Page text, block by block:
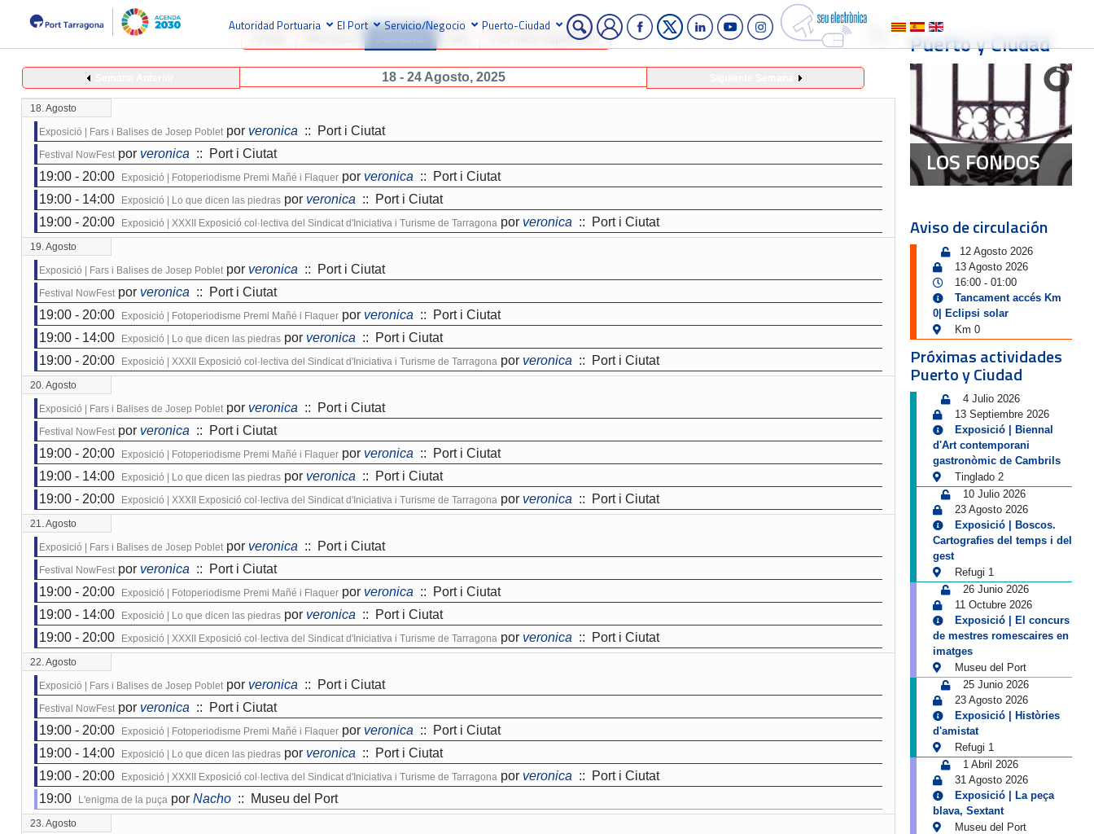
Autoridad Portuaria El Port Servicio/Negocio Puerto-Ciudad
Ir al mes específico
18 - 24 Agosto, 2025
18. Agosto
Exposició | Fars i Balises de Josep Poblet por veronica :: Port i Ciutat
Festival NowFest por veronica :: Port i Ciutat
19:00 - 20:00
Exposició | Fotoperiodisme Premi Mañé i Flaquer por veronica :: Port i Ciutat
19:00 - 14:00
Exposició | Lo que dicen las piedras por veronica :: Port i Ciutat
19:00 - 20:00
Exposició | XXXII Exposició col·lectiva del Sindicat d'Iniciativa i Turisme de Tarragona por veronica :: Port i Ciutat
19. Agosto
Exposició | Fars i Balises de Josep Poblet por veronica :: Port i Ciutat
Festival NowFest por veronica :: Port i Ciutat
19:00 - 20:00
Exposició | Fotoperiodisme Premi Mañé i Flaquer por veronica :: Port i Ciutat
19:00 - 14:00
Exposició | Lo que dicen las piedras por veronica :: Port i Ciutat
19:00 - 20:00
Exposició | XXXII Exposició col·lectiva del Sindicat d'Iniciativa i Turisme de Tarragona por veronica :: Port i Ciutat
20. Agosto
Exposició | Fars i Balises de Josep Poblet por veronica :: Port i Ciutat
Festival NowFest por veronica :: Port i Ciutat
19:00 - 20:00
Exposició | Fotoperiodisme Premi Mañé i Flaquer por veronica :: Port i Ciutat
19:00 - 14:00
Exposició | Lo que dicen las piedras por veronica :: Port i Ciutat
19:00 - 20:00
Exposició | XXXII Exposició col·lectiva del Sindicat d'Iniciativa i Turisme de Tarragona por veronica :: Port i Ciutat
21. Agosto
Exposició | Fars i Balises de Josep Poblet por veronica :: Port i Ciutat
Festival NowFest por veronica :: Port i Ciutat
19:00 - 20:00
Exposició | Fotoperiodisme Premi Mañé i Flaquer por veronica :: Port i Ciutat
19:00 - 14:00
Exposició | Lo que dicen las piedras por veronica :: Port i Ciutat
19:00 - 20:00
Exposició | XXXII Exposició col·lectiva del Sindicat d'Iniciativa i Turisme de Tarragona por veronica :: Port i Ciutat
22. Agosto
Exposició | Fars i Balises de Josep Poblet por veronica :: Port i Ciutat
Festival NowFest por veronica :: Port i Ciutat
19:00 - 20:00
Exposició | Fotoperiodisme Premi Mañé i Flaquer por veronica :: Port i Ciutat
19:00 - 14:00
Exposició | Lo que dicen las piedras por veronica :: Port i Ciutat
19:00 - 20:00
Exposició | XXXII Exposició col·lectiva del Sindicat d'Iniciativa i Turisme de Tarragona por veronica :: Port i Ciutat
19:00
L'enigma de la puça por Nacho :: Museu del Port
23. Agosto
Puerto y Ciudad
LOS FONDOS
Aviso de circulación
12 Agosto 2026
13 Agosto 2026
16:00- 01:00
Tancament accés Km
0| Eclipsi solar
Km 0
Próximas actividades
Puerto y Ciudad
4 Julio 2026
13 Septiembre 2026
Exposició | Biennal
d'Art contemporani
gastronòmic de Cambrils
Tinglado 2
10 Julio 2026
23 Agosto 2026
Exposició | Boscos.
Cartografies del temps i del
gest
Refugi 1
26 Junio 2026
11 Octubre 2026
Exposició | El concurs
de mestres romescaires en
imatges
Museu del Port
25 Junio 2026
23 Agosto 2026
Exposició | Històries
d'amistat
Refugi 1
1 Abril 2026
31 Agosto 2026
Exposició | La peça
blava, Sextant
Museu del Port